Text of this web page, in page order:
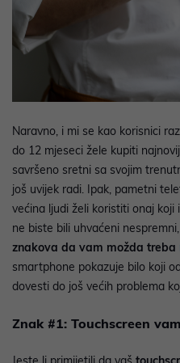
Naravno, i mi se kao korisnici
do 12 mjeseci žele kupiti
savršeno sretni sa svojim
još uvijek radi. Ipak, pametni
većina ljudi želi koristiti onaj koji
ne biste bili uhvaćeni
znakova da vam možda treba
smartphone pokazuje bilo koji
dovesti do još većih problema
Znak #1: Touchscreen